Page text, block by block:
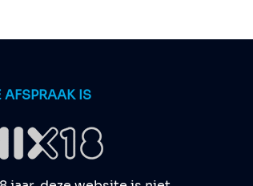
AFSPRAAK IS